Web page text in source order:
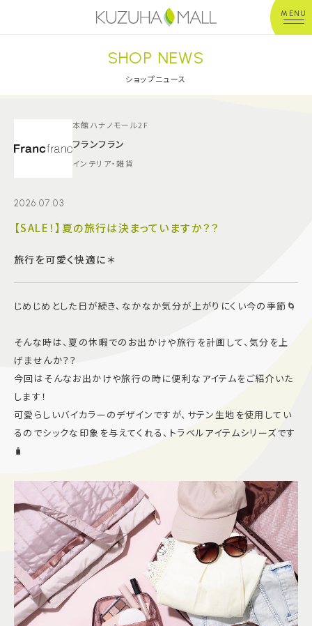
MENU
年中無休平 日：10:00~20:00
※店舗により異なる
ショップガイド
グルメ＆フード
アクセス＆駐車場
よくあるご質問
スタッフ募集
サイトマップ
プライバシーポリシー
Follow US
SHOP NEWS
ショップニュース
本館ハナノモール2F
フランフラン
インテリア・雑貨
2026.07.03
【SALE！】夏の旅行は決まっていますか？？
旅行を可愛く快適に＊
じめじめとした日が続き、なかなか気分が上がりにくい今の季節🌀
そんな時は、夏の休暇でのお出かけや旅行を計画して、気分を上
げませんか？？
今回はそんなお出かけや旅行の時に便利なアイテムをご紹介いた
します！
可愛らしいバイカラーのデザインですが、サテン生地を使用してい
るのでシックな印象を与えてくれる、トラベルアイテムシリーズです
🧳